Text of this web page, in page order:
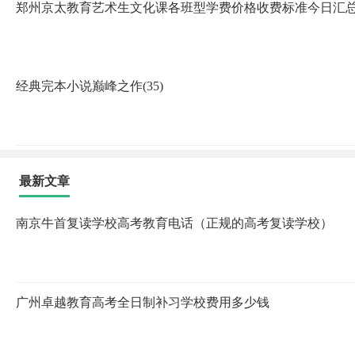
郑州京太教育艺术生文化课各班型学费价格收费标准今日汇
经典完本小说巅峰之作(35)
最新文章
南京牛首复读学校高考教育电话（正规的高考复读学校）
广州卓越教育高考全日制补习学校费用多少钱